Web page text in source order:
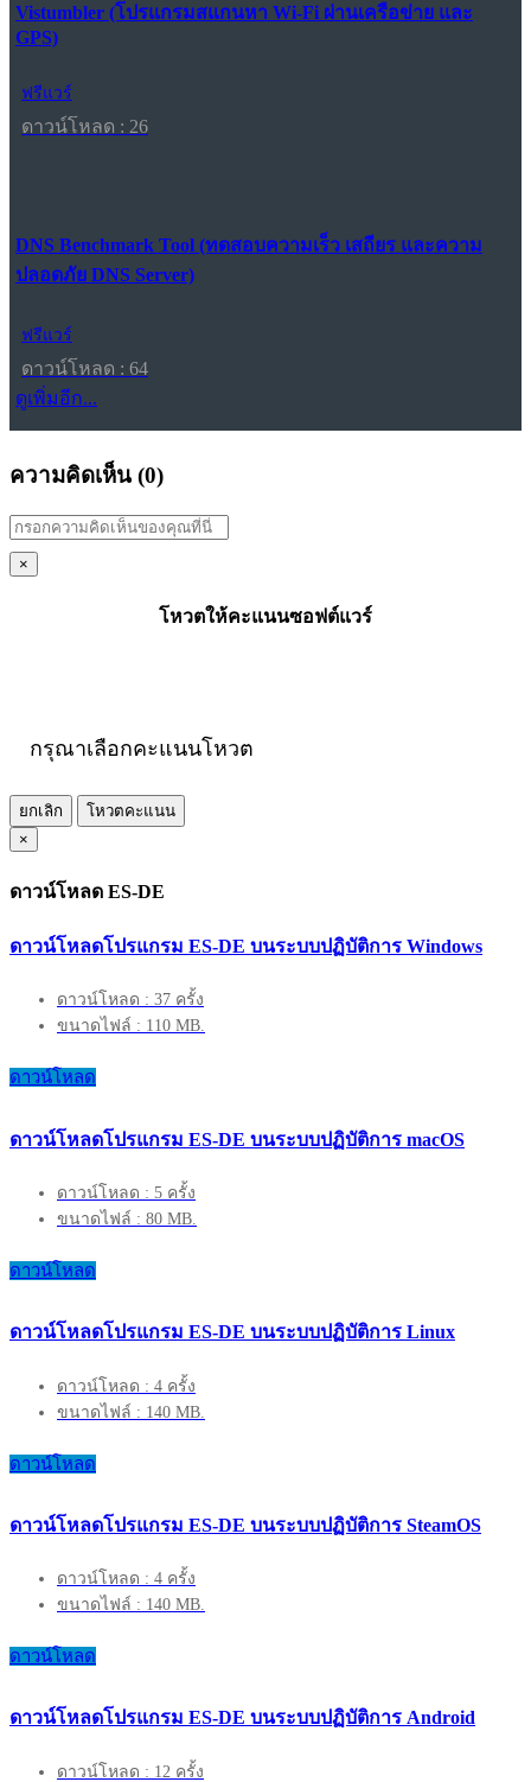
Vistumbler (โปรแกรมสแกนหา Wi-Fi ผ่านเครือข่าย และ
GPS)
ฟรีแวร์
ดาวน์โหลด : 26
DNS Benchmark Tool (ทดสอบความเร็ว เสถียร และความ
ปลอดภัย DNS Server)
ฟรีแวร์
ดาวน์โหลด : 64
ดูเพิ่มอีก...
ความคิดเห็น (0)
×
โหวตให้คะแนนซอฟต์แวร์
กรุณาเลือกคะแนนโหวต
ยกเลิก
โหวตคะแนน
×
ดาวน์โหลด ES-DE
ดาวน์โหลดโปรแกรม ES-DE บนระบบปฏิบัติการ Windows
ดาวน์โหลด : 37 ครั้ง
ขนาดไฟล์ : 110 MB.
ดาวน์โหลด
ดาวน์โหลดโปรแกรม ES-DE บนระบบปฏิบัติการ macOS
ดาวน์โหลด : 5 ครั้ง
ขนาดไฟล์ : 80 MB.
ดาวน์โหลด
ดาวน์โหลดโปรแกรม ES-DE บนระบบปฏิบัติการ Linux
ดาวน์โหลด : 4 ครั้ง
ขนาดไฟล์ : 140 MB.
ดาวน์โหลด
ดาวน์โหลดโปรแกรม ES-DE บนระบบปฏิบัติการ SteamOS
ดาวน์โหลด : 4 ครั้ง
ขนาดไฟล์ : 140 MB.
ดาวน์โหลด
ดาวน์โหลดโปรแกรม ES-DE บนระบบปฏิบัติการ Android
ดาวน์โหลด : 12 ครั้ง